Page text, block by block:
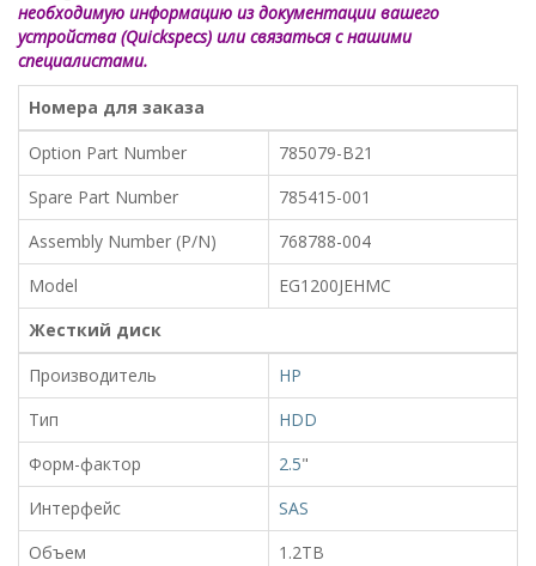
необходимую информацию из документации вашего
устройства (Quickspecs) или связаться с нашими
специалистами.
Номера для заказа
Option Part Number
785079-B21
Spare Part Number
785415-001
Assembly Number (P/N)
768788-004
Model
EG1200JEHMC
Жесткий диск
Производитель
HP
Тип
HDD
Форм-фактор
2.5"
Интерфейс
SAS
Объем
1.2TB